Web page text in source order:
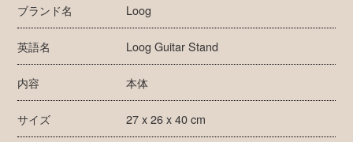
ブランド名 Loog
英語名 Loog Guitar Stand
内容 本体
サイズ 27 x 26 x 40 cm